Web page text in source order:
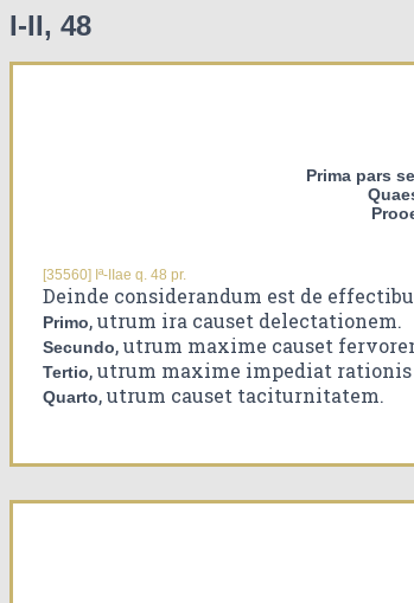
I-II, 48
Prima pars
[35560] Iª-IIae q. 48 pr.
Deinde considerandum est de
Primo, utrum ira causet delectationem.
Secundo, utrum maxime causet
Tertio, utrum maxime impediat rationis
Quarto, utrum causet taciturnitatem.